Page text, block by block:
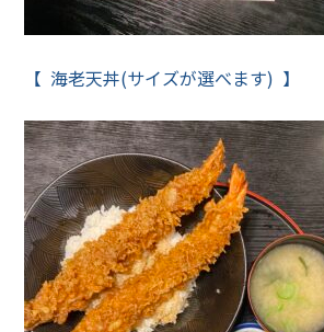
【 海老天丼(サイズが選べます) 】